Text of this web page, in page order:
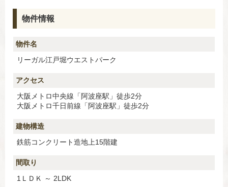
物件情報
物件名
リーガル江戸堀ウエストパーク
アクセス
大阪メトロ中央線「阿波座駅」徒歩2分
大阪メトロ千日前線「阿波座駅」徒歩2分
建物構造
鉄筋コンクリート造地上15階建
間取り
1ＬＤＫ ～ 2LDK